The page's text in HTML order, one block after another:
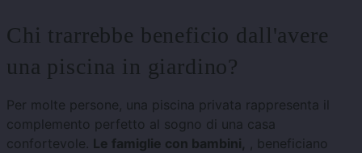
Chi trarrebbe beneficio dall'avere
una piscina in giardino?
Per molte persone, una piscina privata rappresenta il
complemento perfetto al sogno di una casa
confortevole. Le famiglie con bambini,
, beneficiano